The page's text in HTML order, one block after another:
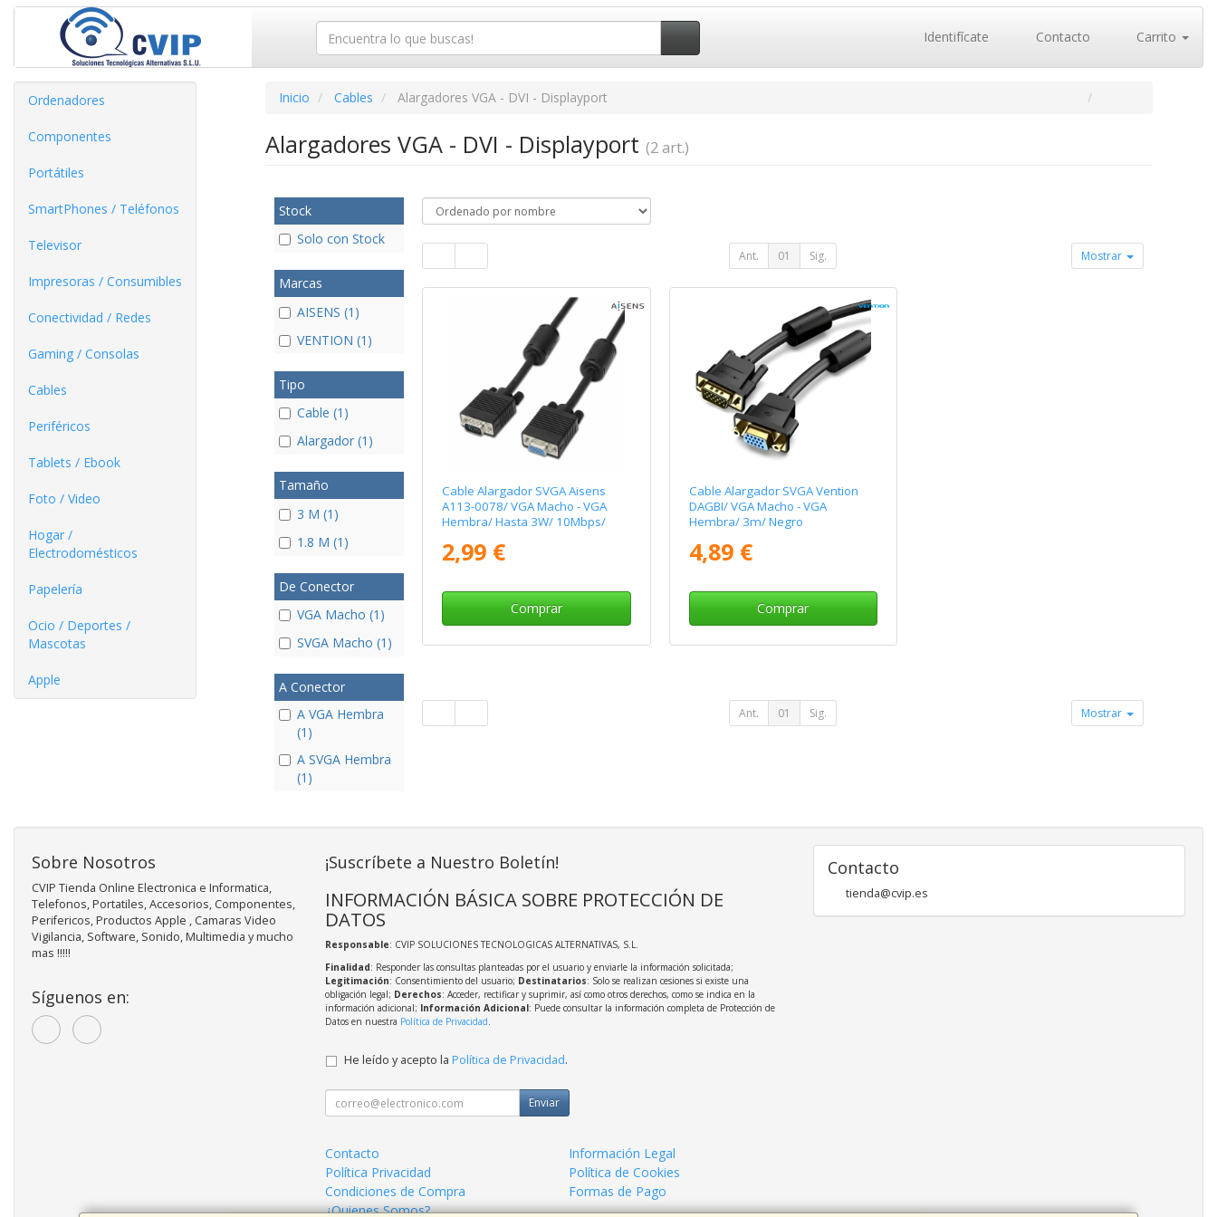
Identifícate Contacto Carrito
Ordenadores
Componentes
Portátiles
SmartPhones / Teléfonos
Televisor
Impresoras / Consumibles
Conectividad / Redes
Gaming / Consolas
Cables
Periféricos
Tablets / Ebook
Foto / Video
Hogar /
Electrodomésticos
Papelería
Ocio / Deportes /
Mascotas
Apple
Inicio Cables Alargadores VGA - DVI - Displayport
Alargadores VGA - DVI - Displayport (2 art.)
Stock
Solo con Stock
Marcas
AISENS (1)
VENTION (1)
Tipo
Cable (1)
Alargador (1)
Tamaño
3 M (1)
1.8 M (1)
De Conector
VGA Macho (1)
SVGA Macho (1)
A Conector
A VGA Hembra
(1)
A SVGA Hembra
(1)
Ant. 01 Sig. Mostrar
Cable Alargador SVGA Aisens
A113-0078/ VGA Macho - VGA
Hembra/ Hasta 3W/ 10Mbps/
2,99 €
Comprar
Cable Alargador SVGA Vention
DAGBI/ VGA Macho - VGA
Hembra/ 3m/ Negro
4,89 €
Comprar
Ant. 01 Sig. Mostrar
Sobre Nosotros
CVIP Tienda Online Electronica e Informatica,
Telefonos, Portatiles, Accesorios, Componentes,
Perifericos, Productos Apple , Camaras Video
Vigilancia, Software, Sonido, Multimedia y mucho
mas !!!!!
Síguenos en:
¡Suscríbete a Nuestro Boletín!
INFORMACIÓN BÁSICA SOBRE PROTECCIÓN DE
DATOS
Responsable: CVIP SOLUCIONES TECNOLOGICAS ALTERNATIVAS, S.L.
Finalidad: Responder las consultas planteadas por el usuario y enviarle la información solicitada;
Legitimación: Consentimiento del usuario; Destinatarios: Solo se realizan cesiones si existe una
obligación legal; Derechos: Acceder, rectificar y suprimir, así como otros derechos, como se indica en la
información adicional; Información Adicional: Puede consultar la información completa de Protección de
Datos en nuestra Política de Privacidad.
He leído y acepto la Política de Privacidad.
Enviar
Contacto
Información Legal
Política Privacidad
Política de Cookies
Condiciones de Compra
Formas de Pago
¿Quienes Somos?
Contacto
tienda@cvip.es